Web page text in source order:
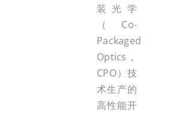
装光学
（Co-
Packaged
Optics，
CPO）技
术生产的
高性能开